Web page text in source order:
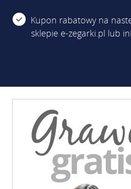
Kupon rabatowy na
sklepie e-zegarki.pl lub